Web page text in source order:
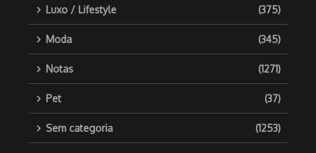
Luxo / Lifestyle (375)
Moda (345)
Notas (1271)
Pet (37)
Sem categoria (1253)